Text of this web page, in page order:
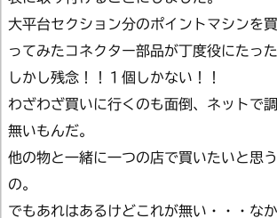
大平台セクション分のポイントマシンを
ってみたコネクター部品が丁度役にたった
しかし残念！！１個しかない！！
わざわざ買いに行くのも面倒、ネットで
無いもんだ。
他の物と一緒に一つの店で買いたいと思
の。
でもあれはあるけどこれが無い・・・な